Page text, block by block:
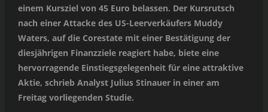
einem Kursziel von 45 Euro belassen. Der Kursrutsch
nach einer Attacke des US-Leerverkäufers Muddy
Waters, auf die Corestate mit einer Bestätigung der
diesjährigen Finanzziele reagiert habe, biete eine
hervorragende Einstiegsgelegenheit für eine attraktive
Aktie, schrieb Analyst Julius Stinauer in einer am
Freitag vorliegenden Studie.